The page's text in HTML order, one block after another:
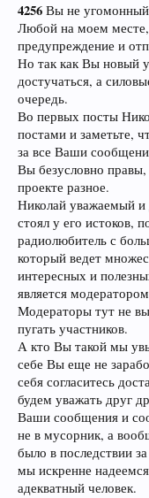
4256 Вы не
Любой на моем
предупреждение и
Но так как Вы новый
достучаться, а
очередь.
Во первых посты
постами и заметьте,
за все Ваши
Вы безусловно
проекте разное.
Николай уважаемый и
стоял у его истоков,
радиолюбитель с
который ведет
интересных и
является
Модераторы тут не
пугать участников.
А кто Вы такой мы
себе Вы еще не
себя согласитесь
будем уважать друг
Ваши сообщения и
не в мусорник, а
было в последствии
мы искренне
адекватный человек.